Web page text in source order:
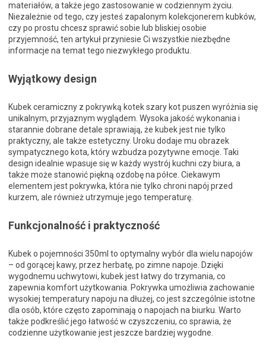
materiałów, a także jego zastosowanie w codziennym życiu.
Niezależnie od tego, czy jesteś zapalonym kolekcjonerem kubków,
czy po prostu chcesz sprawić sobie lub bliskiej osobie
przyjemność, ten artykuł przyniesie Ci wszystkie niezbędne
informacje na temat tego niezwykłego produktu.
Wyjątkowy design
Kubek ceramiczny z pokrywką kotek szary kot puszen wyróżnia się
unikalnym, przyjaznym wyglądem. Wysoka jakość wykonania i
starannie dobrane detale sprawiają, że kubek jest nie tylko
praktyczny, ale także estetyczny. Uroku dodaje mu obrazek
sympatycznego kota, który wzbudza pozytywne emocje. Taki
design idealnie wpasuje się w każdy wystrój kuchni czy biura, a
także może stanowić piękną ozdobę na półce. Ciekawym
elementem jest pokrywka, która nie tylko chroni napój przed
kurzem, ale również utrzymuje jego temperaturę.
Funkcjonalność i praktyczność
Kubek o pojemności 350ml to optymalny wybór dla wielu napojów
– od gorącej kawy, przez herbatę, po zimne napoje. Dzięki
wygodnemu uchwytowi, kubek jest łatwy do trzymania, co
zapewnia komfort użytkowania. Pokrywka umożliwia zachowanie
wysokiej temperatury napoju na dłużej, co jest szczególnie istotne
dla osób, które często zapominają o napojach na biurku. Warto
także podkreślić jego łatwość w czyszczeniu, co sprawia, że
codzienne użytkowanie jest jeszcze bardziej wygodne.